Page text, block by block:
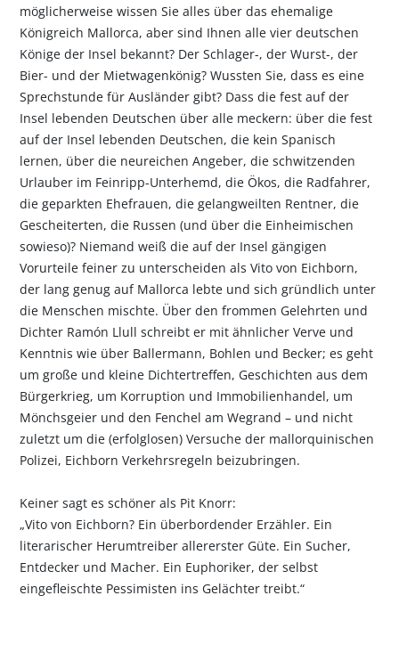
möglicherweise wissen Sie alles über das ehemalige
Königreich Mallorca, aber sind Ihnen alle vier deutschen
Könige der Insel bekannt? Der Schlager-, der Wurst-, der
Bier- und der Mietwagenkönig? Wussten Sie, dass es eine
Sprechstunde für Ausländer gibt? Dass die fest auf der
Insel lebenden Deutschen über alle meckern: über die fest
auf der Insel lebenden Deutschen, die kein Spanisch
lernen, über die neureichen Angeber, die schwitzenden
Urlauber im Feinripp-Unterhemd, die Ökos, die Radfahrer,
die geparkten Ehefrauen, die gelangweilten Rentner, die
Gescheiterten, die Russen (und über die Einheimischen
sowieso)? Niemand weiß die auf der Insel gängigen
Vorurteile feiner zu unterscheiden als Vito von Eichborn,
der lang genug auf Mallorca lebte und sich gründlich unter
die Menschen mischte. Über den frommen Gelehrten und
Dichter Ramón Llull schreibt er mit ähnlicher Verve und
Kenntnis wie über Ballermann, Bohlen und Becker; es geht
um große und kleine Dichtertreffen, Geschichten aus dem
Bürgerkrieg, um Korruption und Immobilienhandel, um
Mönchsgeier und den Fenchel am Wegrand – und nicht
zuletzt um die (erfolglosen) Versuche der mallorquinischen
Polizei, Eichborn Verkehrsregeln beizubringen.
Keiner sagt es schöner als Pit Knorr:
„Vito von Eichborn? Ein überbordender Erzähler. Ein
literarischer Herumtreiber allererster Güte. Ein Sucher,
Entdecker und Macher. Ein Euphoriker, der selbst
eingefleischte Pessimisten ins Gelächter treibt.“